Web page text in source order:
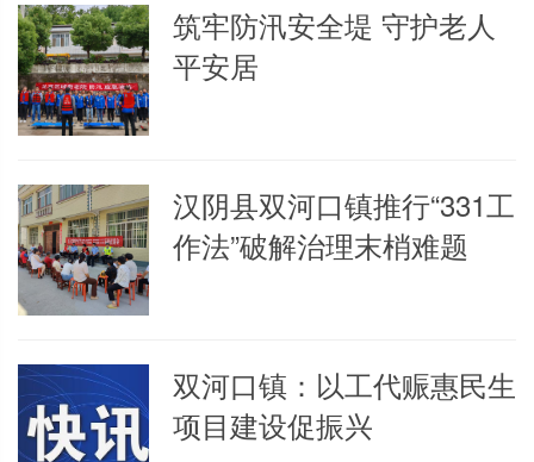
筑牢防汛安全堤 守护老人
平安居
汉阴县双河口镇推行“331工
作法”破解治理末梢难题
双河口镇：以工代赈惠民生
项目建设促振兴